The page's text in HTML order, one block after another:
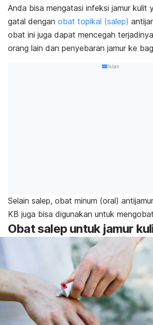
Anda bisa mengatasi infeksi jamur kulit
gatal dengan obat topikal (salep)
obat ini juga dapat mencegah
orang lain dan penyebaran jamur ke
Iklan
Selain salep, obat minum (oral)
KB juga bisa digunakan untuk
Obat salep untuk jamur